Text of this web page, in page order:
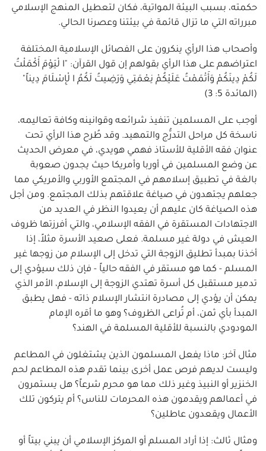
حكمته، بسبب البيئة المواتية، فكان لتعطيل المنهج الإسلامي
مبرراته التي ما تزال قائمة في بيئتنا وعصرنا الحالي.
وأصحاب هذا الرأي ينكرون على الفصائل الإسلامية المختلفة
اعتراضهم على هذا الرأي بقولهم إن قول القرآن: "ا لْيَوْمَ أَكْمَلْتُ
لَكُمْ دِينَكُمْ وَأَتْمَمْتُ عَلَيْكُمْ نِعْمَتِي وَرَضِيتُ لَكُمُ ا لْإِسْلَامَ دِيناً"
(المائدة 5: 3)
أوجب على المسلمين تنفيذ شرائعه وقوانينه وكافة تعاليمه،
ناسخة كل مراحل التدرُّج والتمهيد. وقد طُرح هذا الرأي تحت
عنوان فقه الأقلية للأستاذ فهمي هويدي، في معرض الحديث
عن وضع المسلمين في أوربا وأمريكا حيث يجدون صعوبة
بالغة في تطبيق إسلامهم في المجتمع الأوربي والأمريكي مما
جعلهم يجتهدون في صياغة علاقتهم بذلك المجتمع. ومن أجل
هذه الصياغة كان عليهم أن يعيدوا النظر في العديد من
الاجتهادات المستقرة في الفقه الإسلامي، والتي أفرزتها ظروف
العيش في دولة غير مسلمة. فعلى صعيد الأسرة مثلاً، إذا
أخذنا بمبدأ تطليق الزوجة التي تدخل إلى الإسلام من زوجها غير
المسلم - كما هو مستقر في الفقه حالياً - فإن ذلك سيؤدي إلى
تدمير مستقبل كل أسرة تهتدي الزوجة إلى الإسلام، الأمر الذي
يمكن أن يؤدي إلى مصادرة انتشار الإسلام ذاته - فهل يطبق
المبدأ بأي ثمن، أم تُراعى الظروف؟ وهو ما أقره الإمام
المودودي بالنسبة للأقلية المسلمة في الهند؟
مثال آخر: ماذا يفعل المسلمون الذين يشتغلون في المطاعم
وليست لديهم فرص عمل أخرى بينما تقدم هذه المطاعم لحم
الخنزير أو النبيذ وغير ذلك مما هو محرم شرعاً؟ هل يستمرون
في أعمالهم ويقدمون هذه المحرمات للناس؟ أم يتركون تلك
الأعمال ويقعدون عاطلين؟
ومثال ثالث: إذا أراد المسلم أو المركز الإسلامي أن يبني بيتاً أو